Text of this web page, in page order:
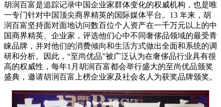
胡润百富是追踪记录中国企业家群体变化的权威机构，也是唯
一专门针对中国顶尖商界精英的国际媒体平台。13 年来，胡
润百富坚持面对面地访问数百位个人资产在一千万元以上的中
国商界精英、企业家，评选他们心中不同奢侈品领域的最受青
睐品牌，并对他们的消费倾向和生活方式做出全面和系统的调
研和分析。因此，“至尚优品”被广泛认为在奢侈品行业具有很
高的权威性，每年1月胡润百富都会举行盛大的至尚优品颁奖
盛典，邀请胡润百富上榜企业家及社会名人为获奖品牌颁奖。